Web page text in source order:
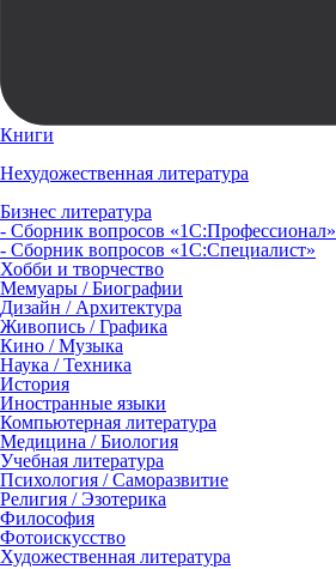
Книги
Нехудожественная литература
Бизнес литература
- Сборник вопросов «1С:Профессионал»
- Сборник вопросов «1С:Специалист»
Хобби и творчество
Мемуары / Биографии
Дизайн / Архитектура
Живопись / Графика
Кино / Музыка
Наука / Техника
История
Иностранные языки
Компьютерная литература
Медицина / Биология
Учебная литература
Психология / Саморазвитие
Религия / Эзотерика
Философия
Фотоискусство
Художественная литература